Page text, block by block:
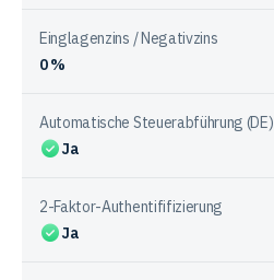
Einglagenzins / Negativzins
0 %
Automatische Steuerabführung (DE)
Ja
2-Faktor-Authentififizierung
Ja